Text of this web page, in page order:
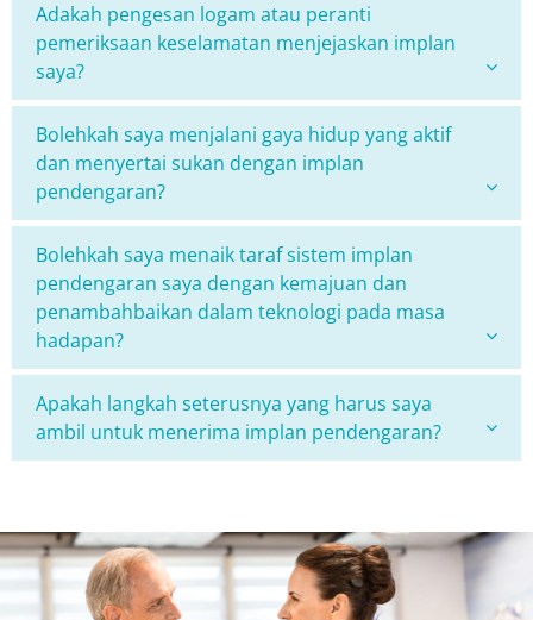
Adakah pengesan logam atau peranti
pemeriksaan keselamatan menjejaskan implan
saya?
Bolehkah saya menjalani gaya hidup yang aktif
dan menyertai sukan dengan implan
pendengaran?
Bolehkah saya menaik taraf sistem implan
pendengaran saya dengan kemajuan dan
penambahbaikan dalam teknologi pada masa
hadapan?
Apakah langkah seterusnya yang harus saya
ambil untuk menerima implan pendengaran?